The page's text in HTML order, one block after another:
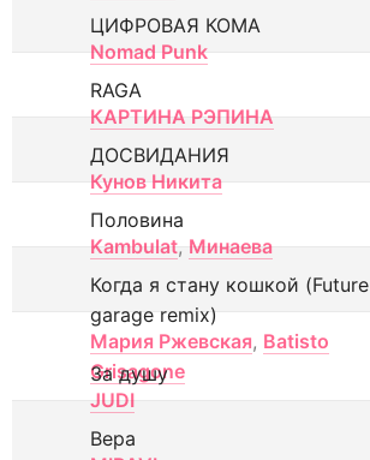
ЦИФРОВАЯ КОМА
Nomad Punk
RAGA
КАРТИНА РЭПИНА
ДОСВИДАНИЯ
Кунов Никита
Половина
Kambulat, Минаева
Когда я стану кошкой (Future
garage remix)
Мария Ржевская, Batisto
Grisagone
За душу
JUDI
Вера